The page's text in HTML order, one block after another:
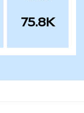
75.8K